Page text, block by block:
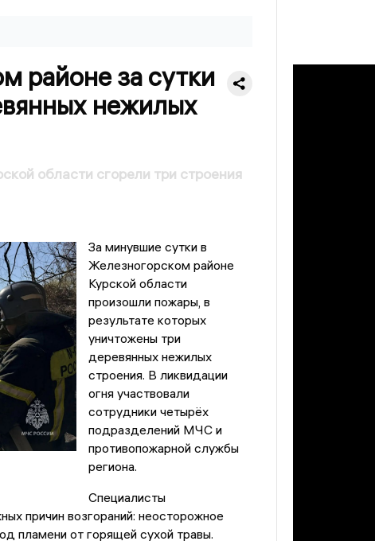
районе за сутки
нежилых
области сгорели три строения
За минувшие сутки в
Железногорском районе
Курской области
произошли пожары, в
результате которых
уничтожены три
деревянных нежилых
строения. В ликвидации
огня участвовали
сотрудники четырёх
подразделений МЧС и
противопожарной службы
региона.
Специалисты
причин возгораний: неосторожное
пламени от горящей сухой травы.